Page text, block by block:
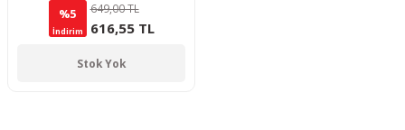
%5
İndirim
649,00 TL
616,55 TL
Stok Yok